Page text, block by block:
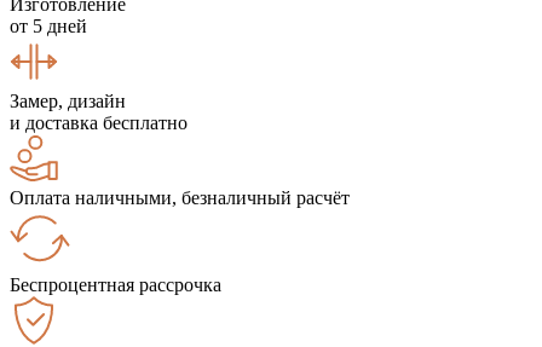
от 5 дней
Замер, дизайн
и доставка бесплатно
Оплата наличными, безналичный расчёт
Беспроцентная рассрочка